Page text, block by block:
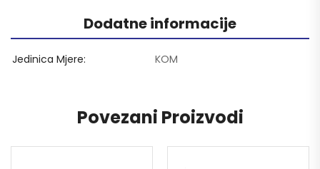
Dodatne informacije
Jedinica Mjere KOM
Povezani Proizvodi